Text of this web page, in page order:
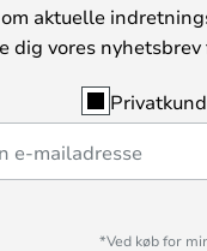
aktuelle
dig vores nyhetsbrev
*Ved køb for